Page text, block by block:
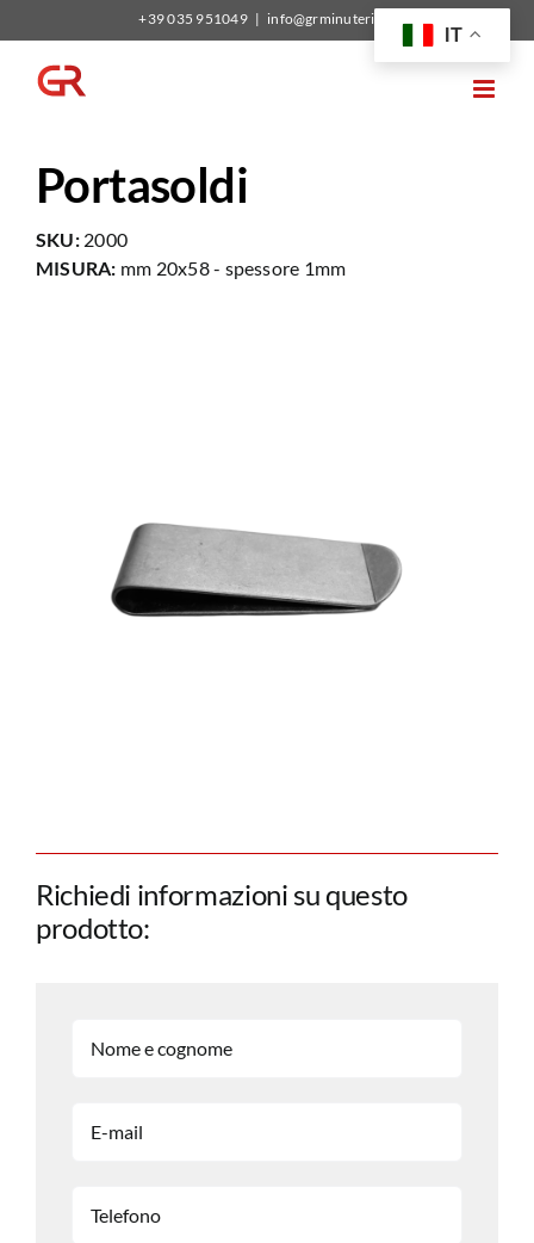
al
contenuto
+39 035 951049 | info@grminuterie.it
Portasoldi
SKU:2000
MISURA: mm 20x58 - spessore 1mm
Richiedi informazioni su questo
prodotto:
IT